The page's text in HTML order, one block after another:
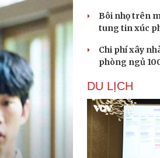
Bôi nhọ trên
tung tin xúc
Chi phí xây
phòng ngủ
DU LỊCH